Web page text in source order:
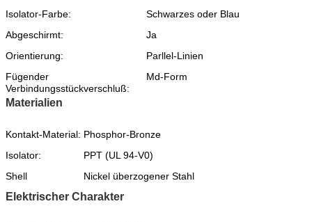
Isolator-Farbe:
Schwarzes oder Blau
Abgeschirmt:
Ja
Orientierung:
Parllel-Linien
Fügender
Verbindungsstückverschluß:
Md-Form
Materialien
Kontakt-Material: Phosphor-Bronze
Isolator:
PPT (UL 94-V0)
Shell
Nickel überzogener Stahl
Elektrischer Charakter